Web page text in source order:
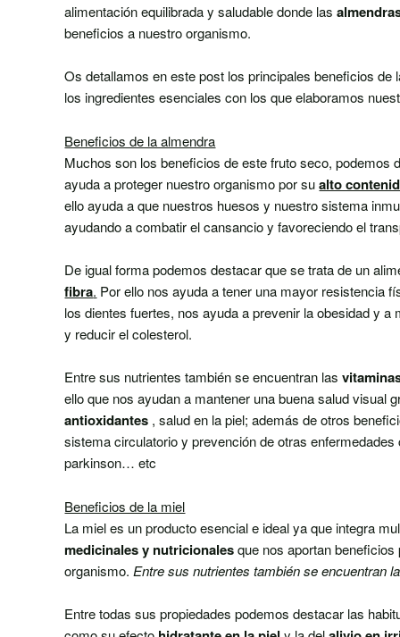
alimentación equilibrada y saludable donde las
beneficios a nuestro organismo.
Os detallamos en este post los principales beneficios de
los ingredientes esenciales con los que elaboramos
Beneficios de la almendra
Muchos son los beneficios de este fruto seco, podemos
ayuda a proteger nuestro organismo por sualto
ello ayuda a que nuestros huesos y nuestro sistema
ayudando a combatir el cansancio y favoreciendo el
De igual forma podemos destacar que se trata de un
fibra. Por ello nos ayuda a tener una mayor resistencia
los dientes fuertes, nos ayuda a prevenir la obesidad y a
y reducir el colesterol.
Entre sus nutrientes también se encuentran las
ello que nos ayudan a mantener una buena salud visual
antioxidantes , salud en la piel; además de otros
sistema circulatorio y prevención de otras
parkinson… etc
Beneficios de la miel
La miel es un producto esencial e ideal ya que integra
medicinales y nutricionalesque nos aportan
organismo. Entre sus nutrientes también se encuentran
Entre todas sus propiedades podemos destacar las